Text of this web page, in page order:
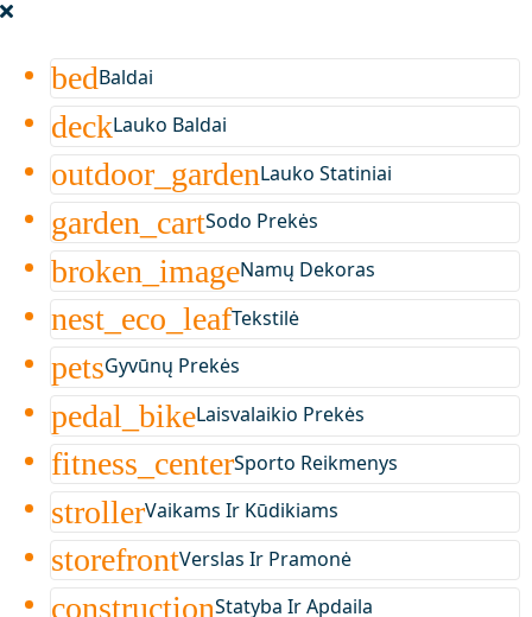
bedBaldai
deckLauko Baldai
outdoor_gardenLauko Statiniai
garden_cartSodo Prekės
broken_imageNamų Dekoras
nest_eco_leafTekstilė
petsGyvūnų Prekės
pedal_bikeLaisvalaikio Prekės
fitness_centerSporto Reikmenys
strollerVaikams Ir Kūdikiams
storefrontVerslas Ir Pramonė
constructionStatyba Ir Apdaila